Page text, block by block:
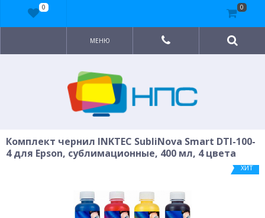
МЕНЮ
Комплект чернил INKTEC SubliNova Smart DTI-100-
4 для Epson, сублимационные, 400 мл, 4 цвета
ХИТ
0 0